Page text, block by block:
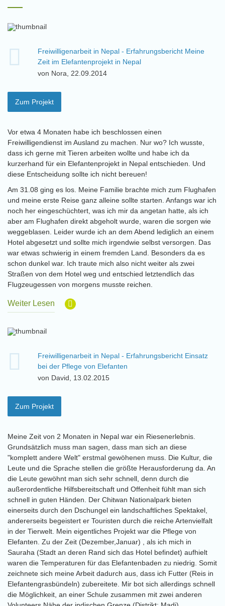
Freiwilligenarbeit in Nepal - Erfahrungsbericht Meine
Zeit im Elefantenprojekt in Nepal
von Nora, 22.09.2014
Zum Projekt
Vor etwa 4 Monaten habe ich beschlossen einen
Freiwilligendienst im Ausland zu machen. Nur wo? Ich wusste,
dass ich gerne mit Tieren arbeiten wollte und habe ich da
kurzerhand für ein Elefantenprojekt in Nepal entschieden. Und
diese Entscheidung sollte ich nicht bereuen!
Am 31.08 ging es los. Meine Familie brachte mich zum Flughafen
und meine erste Reise ganz alleine sollte starten. Anfangs war ich
noch her eingeschüchtert, was ich mir da angetan hatte, als ich
aber am Flughafen direkt abgeholt wurde, waren die sorgen wie
weggeblasen. Leider wurde ich an dem Abend lediglich an einem
Hotel abgesetzt und sollte mich irgendwie selbst versorgen. Das
war etwas schwierig in einem fremden Land. Besonders da es
schon dunkel war. Ich traute mich also nicht weiter als zwei
Straßen von dem Hotel weg und entschied letztendlich das
Flugzeugessen von morgens musste reichen.
Weiter Lesen
Freiwilligenarbeit in Nepal - Erfahrungsbericht Einsatz
bei der Pflege von Elefanten
von David, 13.02.2015
Zum Projekt
Meine Zeit von 2 Monaten in Nepal war ein Riesenerlebnis.
Grundsätzlich muss man sagen, dass man sich an diese
"komplett andere Welt" erstmal gewöhenen muss. Die Kultur, die
Leute und die Sprache stellen die größte Herausforderung da. An
die Leute gewöhnt man sich sehr schnell, denn durch die
außerordentliche Hilfsbereitschaft und Offenheit fühlt man sich
schnell in guten Händen. Der Chitwan Nationalpark bieten
einerseits durch den Dschungel ein landschaftliches Spektakel,
andererseits begeistert er Touristen durch die reiche Artenvielfalt
in der Tierwelt. Mein eigentliches Projekt war die Pflege von
Elefanten. Zu der Zeit (Dezember,Januar) , als ich mich in
Sauraha (Stadt an deren Rand sich das Hotel befindet) aufhielt
waren die Temperaturen für das Elefantenbaden zu niedrig. Somit
zeichnete sich meine Arbeit dadurch aus, dass ich Futter (Reis in
Elefantengrasbündeln) zubereitete. Mir bot sich allerdings schnell
die Möglichkeit, an einer Schule zusammen mit zwei anderen